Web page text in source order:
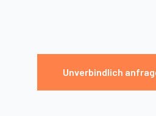
Unverbindlich